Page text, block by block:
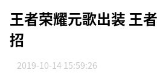
王者荣耀元歌出装 王
招
2019-10-14 15:59:26